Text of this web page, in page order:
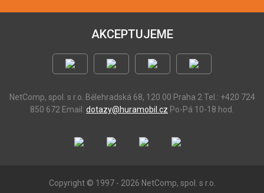
AKCEPTUJEME
NetComp, spol. s r.o. Bělehradská 68, 120 00 Praha 2 Tel.: +420 724
850 672 Email: dotazy@huramobil.cz Po-Pá 10-18 hod.
Copyright © 1997 - 2026 NetComp, spol. s r.o.